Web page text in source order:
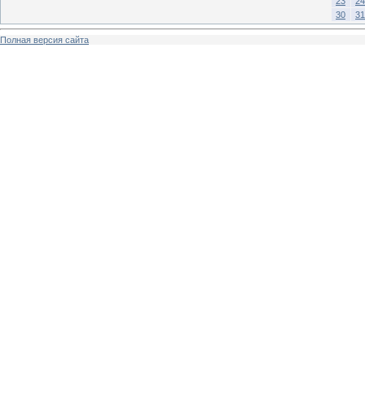
30
31
Полная версия сайта